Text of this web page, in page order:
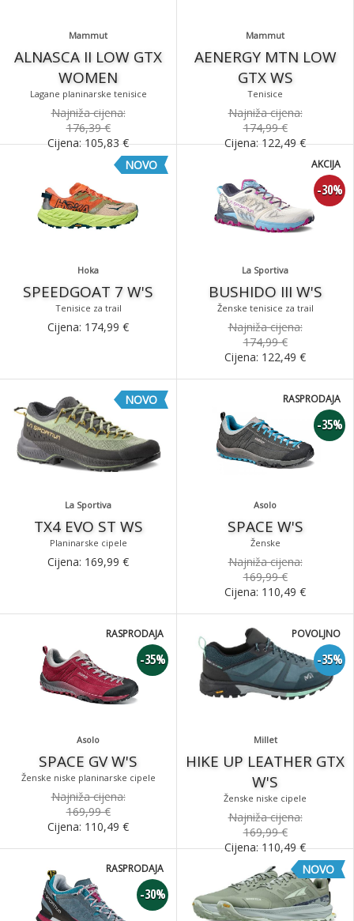
Mammut
ALNASCA II LOW GTX
WOMEN
Lagane planinarske tenisice
Najniža cijena:
176,39 €
Cijena:105,83€
Mammut
AENERGY MTN LOW
GTX WS
Tenisice
Najniža cijena:
174,99 €
Cijena:122,49€
Hoka
SPEEDGOAT 7 W'S
Tenisice za trail
NOVO
Cijena: 174,99 €
La Sportiva
BUSHIDO III W'S
Ženske tenisice za trail
-30%
AKCIJA
Najniža cijena:
174,99 €
Cijena: 122,49 €
La Sportiva
TX4 EVO ST WS
Planinarske cipele
NOVO
Cijena: 169,99 €
Asolo
SPACE W'S
Ženske
-35%
RASPRODAJA
Najniža cijena:
169,99 €
Cijena: 110,49 €
Asolo
SPACE GV W'S
Ženske niske planinarske cipele
-35%
RASPRODAJA
Najniža cijena:
169,99 €
Cijena: 110,49 €
Millet
HIKE UP LEATHER GTX
W'S
Ženske niske cipele
-35%
POVOLJNO
Najniža cijena:
169,99 €
Cijena:110,49€
-30%
RASPRODAJA NOVO